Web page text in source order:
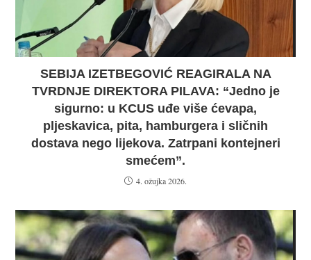
SEBIJA IZETBEGOVIĆ REAGIRALA NA
TVRDNJE DIREKTORA PILAVA: “Jedno je
sigurno: u KCUS uđe više ćevapa,
pljeskavica, pita, hamburgera i sličnih
dostava nego lijekova. Zatrpani kontejneri
smećem”.
4. ožujka 2026.